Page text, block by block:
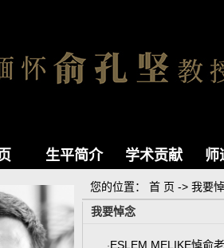
生平简介 学术贡献 师
您的位置： 首 页 -> 我要
我要悼念
·ESLEM MELIKE悼俞